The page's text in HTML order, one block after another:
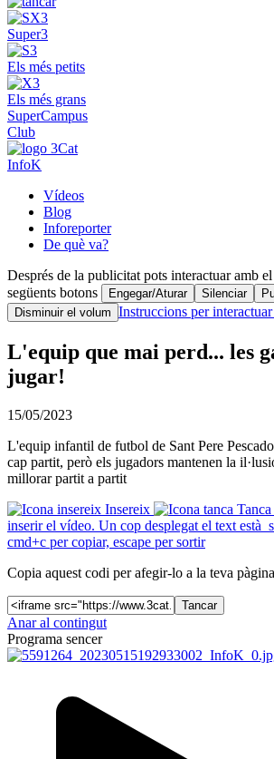
Super3
Els més petits
Els més grans
SuperCampus
Club
InfoK
Vídeos
Blog
Inforeporter
De què va?
Després de la publicitat pots interactuar amb
següents botons
Engegar/Aturar Silenciar
Disminuir el volum Instruccions per
L'equip que mai perd... les
jugar!
15/05/2023
L'equip infantil de futbol de Sant Pere
cap partit, però els jugadors mantenen la
millorar partit a partit
Insereix
Tanca
inserir el vídeo. Un cop desplegat el text està
cmd+c per copiar, escape per sortir
Copia aquest codi per afegir-lo a la teva
Tancar
Anar al contingut
Programa sencer